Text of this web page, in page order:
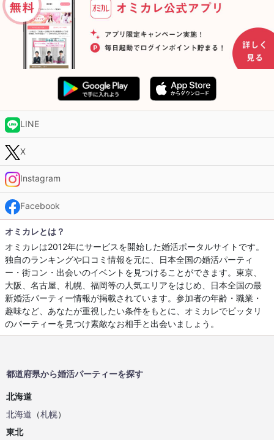
LINE
X
Instagram
Facebook
オミカレとは？
オミカレは2012年にサービスを開始した婚活ポータルサイトです。
独自のランキングや口コミ情報を元に、日本全国の婚活パーティ
ー・街コン・出会いのイベントを見つけることができます。東京、
大阪、名古屋、札幌、福岡等の人気エリアをはじめ、日本全国の最
新婚活パーティー情報が掲載されています。参加者の年齢・職業・
趣味など、あなたが重視したい条件をもとに、オミカレでピッタリ
のパーティーを見つけ素敵なお相手と出会いましょう。
都道府県から婚活パーティーを探す
北海道
北海道 （札幌）
東北